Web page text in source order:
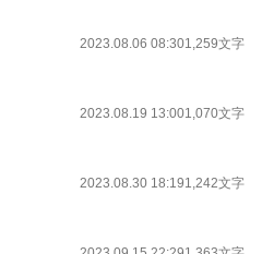
2023.08.06 08:301,259文字
2023.08.19 13:001,070文字
2023.08.30 18:191,242文字